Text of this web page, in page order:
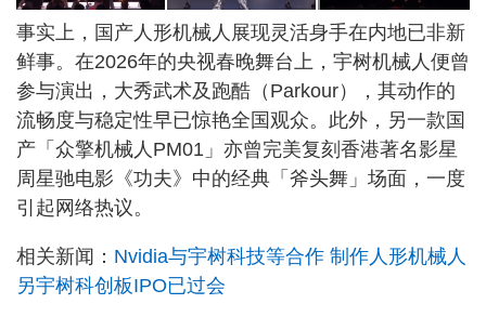
事实上，国产人形机械人展现灵活身手在内地已非新
鲜事。在2026年的央视春晚舞台上，宇树机械人便曾
参与演出，大秀武术及跑酷（Parkour），其动作的
流畅度与稳定性早已惊艳全国观众。此外，另一款国
产「众擎机械人PM01」亦曾完美复刻香港著名影星
周星驰电影《功夫》中的经典「斧头舞」场面，一度
引起网络热议。
相关新闻： Nvidia与宇树科技等合作 制作人形机械人
另宇树科创板IPO已过会